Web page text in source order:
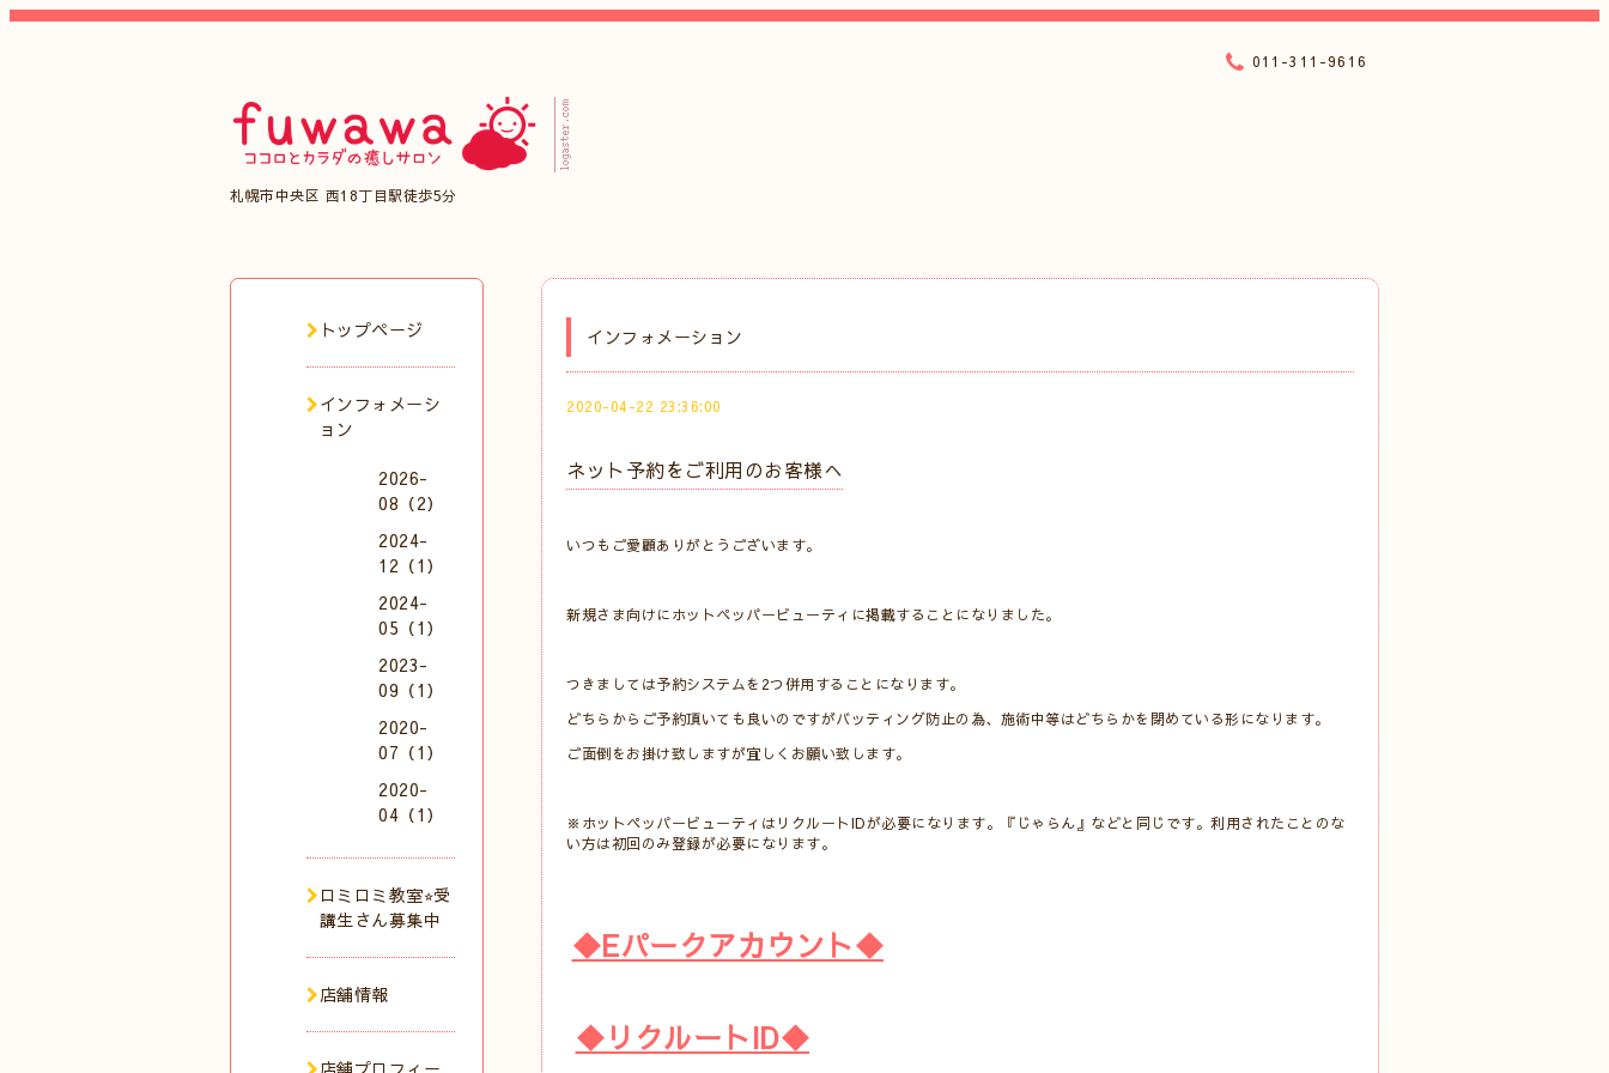
札幌市中央区 西18丁目駅徒歩5分
011-311-9616
インフォメーション
2020-04-22 23:36:00
ネット予約をご利用のお客様へ
いつもご愛顧ありがとうございます。
新規さま向けにホットペッパービューティに掲載することになりました。
つきましては予約システムを2つ併用することになります。
どちらからご予約頂いても良いのですがバッティング防止の為、施術中等はどちらかを閉めている形になります。
ご面倒をお掛け致しますが宜しくお願い致します。
※ホットペッパービューティはリクルートIDが必要になります。『じゃらん』などと同じです。利用されたことのな
い方は初回のみ登録が必要になります。
◆Eパークアカウント◆
◆リクルートID◆
トップページ
インフォメーシ
ョン
2026-
08（2）
2024-
12（1）
2024-
05（1）
2023-
09（1）
2020-
07（1）
2020-
04（1）
ロミロミ教室⭐︎受
講生さん募集中
店舗情報
店舗プロフィー